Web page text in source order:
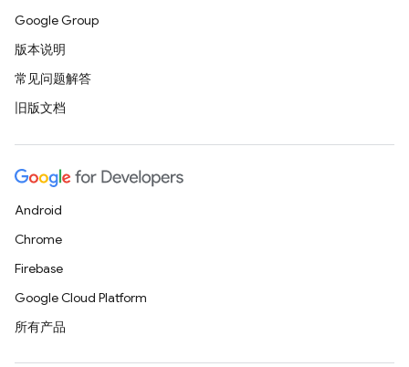
Google Group
版本说明
常见问题解答
旧版文档
Android
Chrome
Firebase
Google Cloud Platform
所有产品